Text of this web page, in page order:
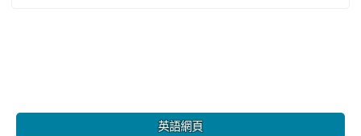
英語網頁